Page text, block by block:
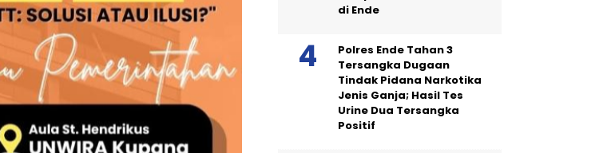
di Ende
Polres Ende Tahan 3
Tersangka Dugaan
Tindak Pidana Narkotika
Jenis Ganja; Hasil Tes
Urine Dua Tersangka
Positif